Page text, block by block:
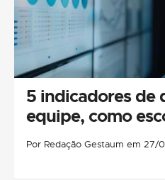
5 indicadores de
equipe, como
Por Redação Gestaum em 27/